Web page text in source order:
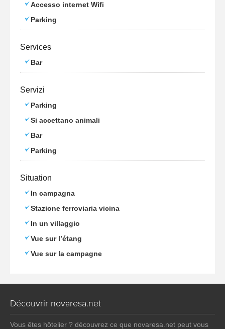
Accesso internet Wifi
Parking
Services
Bar
Servizi
Parking
Si accettano animali
Bar
Parking
Situation
In campagna
Stazione ferroviaria vicina
In un villaggio
Vue sur l’étang
Vue sur la campagne
Découvrir novaresa.net
Vous êtes hôtelier ? découvrez ce que novaresa.net peut vous